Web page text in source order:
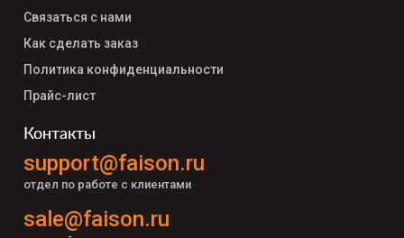
Связаться с нами
Как сделать заказ
Политика конфиденциальности
Прайс-лист
Контакты
support@faison.ru
отдел по работе с клиентами
sale@faison.ru